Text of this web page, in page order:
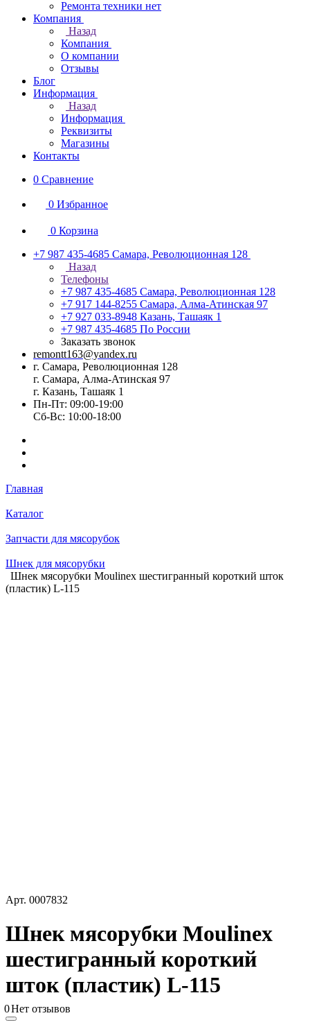
Ремонта техники нет
Компания
Назад
Компания
О компании
Отзывы
Блог
Информация
Назад
Информация
Реквизиты
Магазины
Контакты
0 Сравнение
0 Избранное
0 Корзина
+7 987 435-4685 Самара, Революционная 128
Назад
Телефоны
+7 987 435-4685 Самара, Революционная 128
+7 917 144-8255 Самара, Алма-Атинская 97
+7 927 033-8948 Казань, Ташаяк 1
+7 987 435-4685 По России
Заказать звонок
remontt163@yandex.ru
г. Самара, Революционная 128
г. Самара, Алма-Атинская 97
г. Казань, Ташаяк 1
Пн-Пт: 09:00-19:00
Сб-Вс: 10:00-18:00
Главная
Каталог
Запчасти для мясорубок
Шнек для мясорубки
Шнек мясорубки Moulinex шестигранный короткий шток
(пластик) L-115
Арт. 0007832
Шнек мясорубки Moulinex
шестигранный короткий
шток (пластик) L-115
0Нет отзывов